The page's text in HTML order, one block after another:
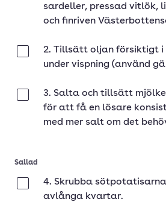
sardeller, pressad vitlök,
och finriven
2. Tillsätt oljan försiktigt i
under vispning (använd
3. Salta och tillsätt
för att få en lösare
med mer salt om det
Sallad
4. Skrubba
avlånga kvartar.